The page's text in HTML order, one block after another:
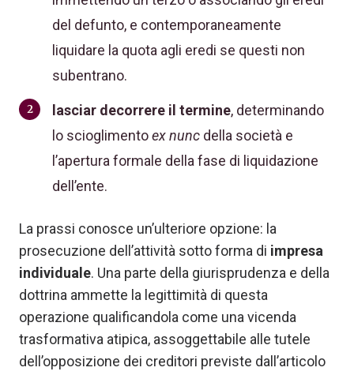
del defunto, e contemporaneamente
liquidare la quota agli eredi se questi non
subentrano.
lasciar decorrere il termine, determinando
lo scioglimentoex nunc della società e
l’apertura formale della fase di liquidazione
dell’ente.
La prassi conosce un’ulteriore opzione: la
prosecuzione dell’attività sotto forma di impresa
individuale. Una parte della giurisprudenza e della
dottrina ammette la legittimità di questa
operazione qualificandola come una vicenda
trasformativa atipica, assoggettabile alle tutele
dell’opposizione dei creditori previste dall’articolo